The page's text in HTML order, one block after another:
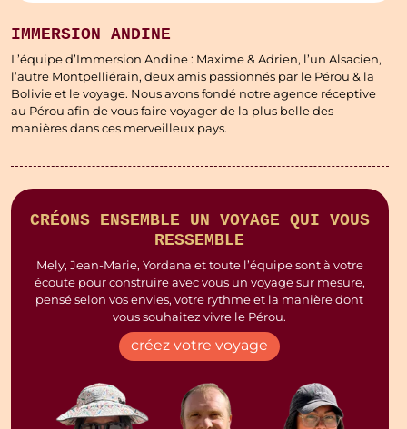
IMMERSION ANDINE
L’équipe d’Immersion Andine : Maxime & Adrien, l’un Alsacien,
l’autre Montpelliérain, deux amis passionnés par le Pérou & la
Bolivie et le voyage. Nous avons fondé notre agence réceptive
au Pérou afin de vous faire voyager de la plus belle des
manières dans ces merveilleux pays.
CRÉONS ENSEMBLE UN VOYAGE QUI VOUS
RESSEMBLE
Mely, Jean-Marie, Yordana et toute l’équipe sont à votre
écoute pour construire avec vous un voyage sur mesure,
pensé selon vos envies, votre rythme et la manière dont
vous souhaitez vivre le Pérou.
créez votre voyage